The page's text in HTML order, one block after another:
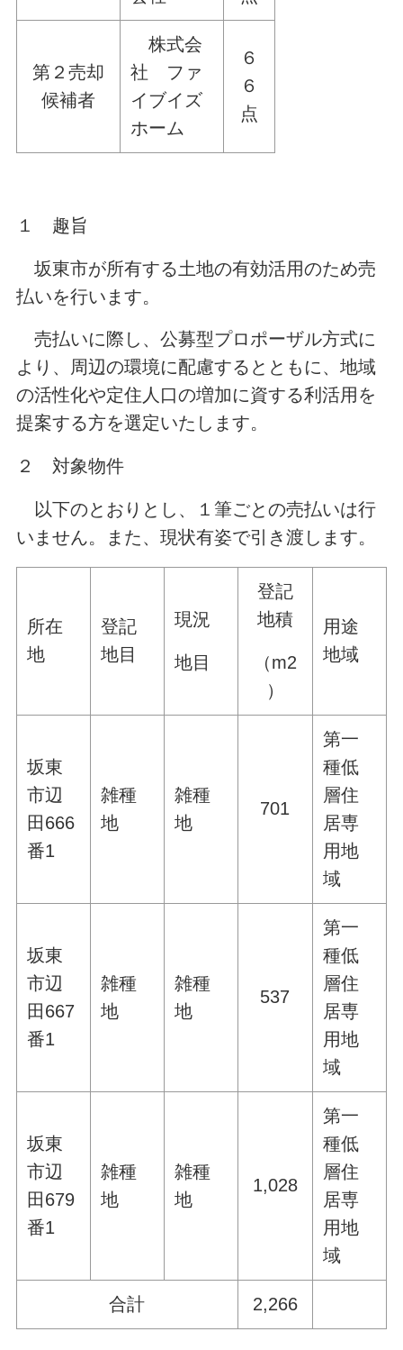
第２売却
候補者
株式会
社 ファ
イブイズ
ホーム
６
６
点
１ 趣旨
坂東市が所有する土地の有効活用のため売
払いを行います。
売払いに際し、公募型プロポーザル方式に
より、周辺の環境に配慮するとともに、地域
の活性化や定住人口の増加に資する利活用を
提案する方を選定いたします。
２ 対象物件
以下のとおりとし、１筆ごとの売払いは行
いません。また、現状有姿で引き渡します。
所在
地
登記
地目
現況
地目
登記
地積
（m2
）
用途
地域
坂東
市辺
田666
番1
雑種
地
雑種
地
701
第一
種低
層住
居専
用地
域
坂東
市辺
田667
番1
雑種
地
雑種
地
537
第一
種低
層住
居専
用地
域
坂東
市辺
田679
番1
雑種
地
雑種
地
1,028
第一
種低
層住
居専
用地
域
合計 2,266